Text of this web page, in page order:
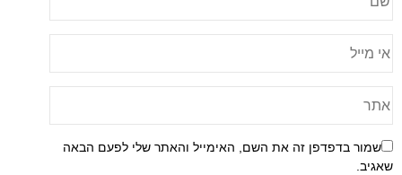
שמור בדפדפן זה את השם, האימייל והאתר שלי לפעם הבאה
שאגיב.